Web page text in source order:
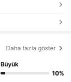
Daha fazla göster
Büyük
10%